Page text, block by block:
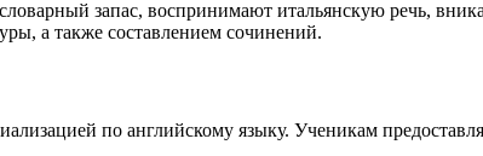
запас, воспринимают итальянскую речь,
а также составлением сочинений.
по английскому языку. Ученикам